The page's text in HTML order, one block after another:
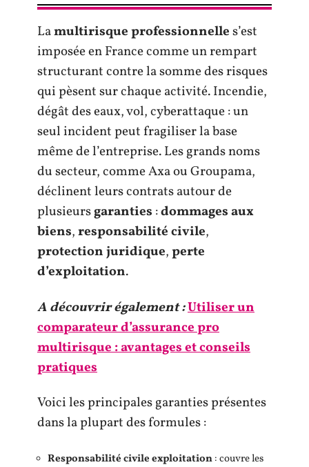
Lamultirisque professionnelles’est
imposée en France comme un rempart
structurant contre la somme des risques
qui pèsent sur chaque activité. Incendie,
dégât des eaux, vol, cyberattaque : un
seul incident peut fragiliser la base
même de l’entreprise. Les grands noms
du secteur, comme Axa ou Groupama,
déclinent leurs contrats autour de
plusieursgaranties :dommages aux
biens,responsabilité civile,
protection juridique,perte
d’exploitation.
A découvrir également :Utiliser un
comparateur d’assurance pro
multirisque : avantages et conseils
pratiques
Voici les principales garanties présentes
dans la plupart des formules :
Responsabilité civile exploitation: couvre les